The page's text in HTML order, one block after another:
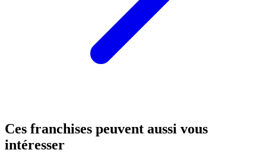
Ces franchises peuvent aussi vous
intéresser